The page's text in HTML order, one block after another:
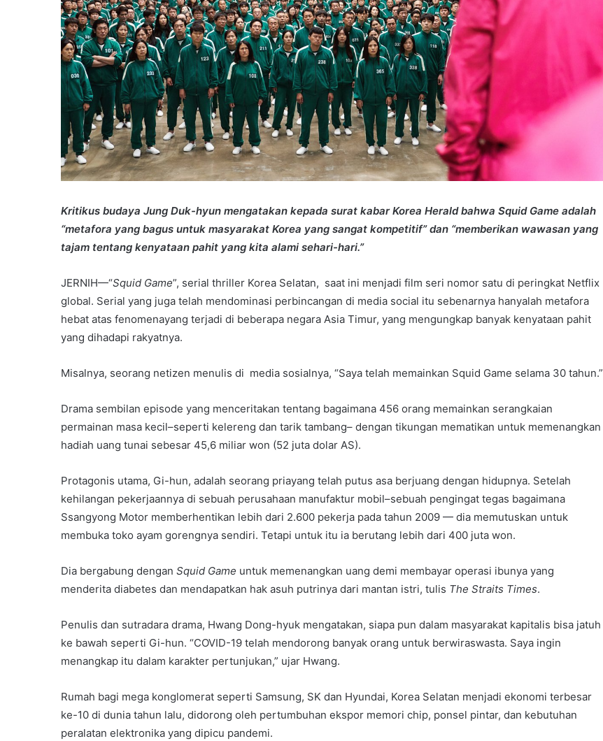
Kritikus budaya Jung Duk-hyun mengatakan kepada surat kabar Korea Herald bahwa Squid Game adalah
“metafora yang bagus untuk masyarakat Korea yang sangat kompetitif” dan “memberikan wawasan yang
tajam tentang kenyataan pahit yang kita alami sehari-hari.”
JERNIH—“Squid Game”, serial thriller Korea Selatan, saat ini menjadi film seri nomor satu di peringkat Netflix
global. Serial yang juga telah mendominasi perbincangan di media social itu sebenarnya hanyalah metafora
hebat atas fenomenayang terjadi di beberapa negara Asia Timur, yang mengungkap banyak kenyataan pahit
yang dihadapi rakyatnya.
Misalnya, seorang netizen menulis di media sosialnya, “Saya telah memainkan Squid Game selama 30 tahun.”
Drama sembilan episode yang menceritakan tentang bagaimana 456 orang memainkan serangkaian
permainan masa kecil–seperti kelereng dan tarik tambang– dengan tikungan mematikan untuk memenangkan
hadiah uang tunai sebesar 45,6 miliar won (52 juta dolar AS).
Protagonis utama, Gi-hun, adalah seorang priayang telah putus asa berjuang dengan hidupnya. Setelah
kehilangan pekerjaannya di sebuah perusahaan manufaktur mobil–sebuah pengingat tegas bagaimana
Ssangyong Motor memberhentikan lebih dari 2.600 pekerja pada tahun 2009 — dia memutuskan untuk
membuka toko ayam gorengnya sendiri. Tetapi untuk itu ia berutang lebih dari 400 juta won.
Dia bergabung dengan Squid Game untuk memenangkan uang demi membayar operasi ibunya yang
menderita diabetes dan mendapatkan hak asuh putrinya dari mantan istri, tulis The Straits Times.
Penulis dan sutradara drama, Hwang Dong-hyuk mengatakan, siapa pun dalam masyarakat kapitalis bisa jatuh
ke bawah seperti Gi-hun. “COVID-19 telah mendorong banyak orang untuk berwiraswasta. Saya ingin
menangkap itu dalam karakter pertunjukan,” ujar Hwang.
Rumah bagi mega konglomerat seperti Samsung, SK dan Hyundai, Korea Selatan menjadi ekonomi terbesar
ke-10 di dunia tahun lalu, didorong oleh pertumbuhan ekspor memori chip, ponsel pintar, dan kebutuhan
peralatan elektronika yang dipicu pandemi.